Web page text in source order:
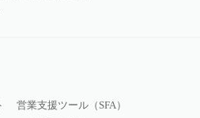
営業支援ツール（SFA）